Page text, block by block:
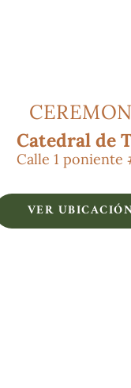
Catedral de
Calle 1 poniente
VER